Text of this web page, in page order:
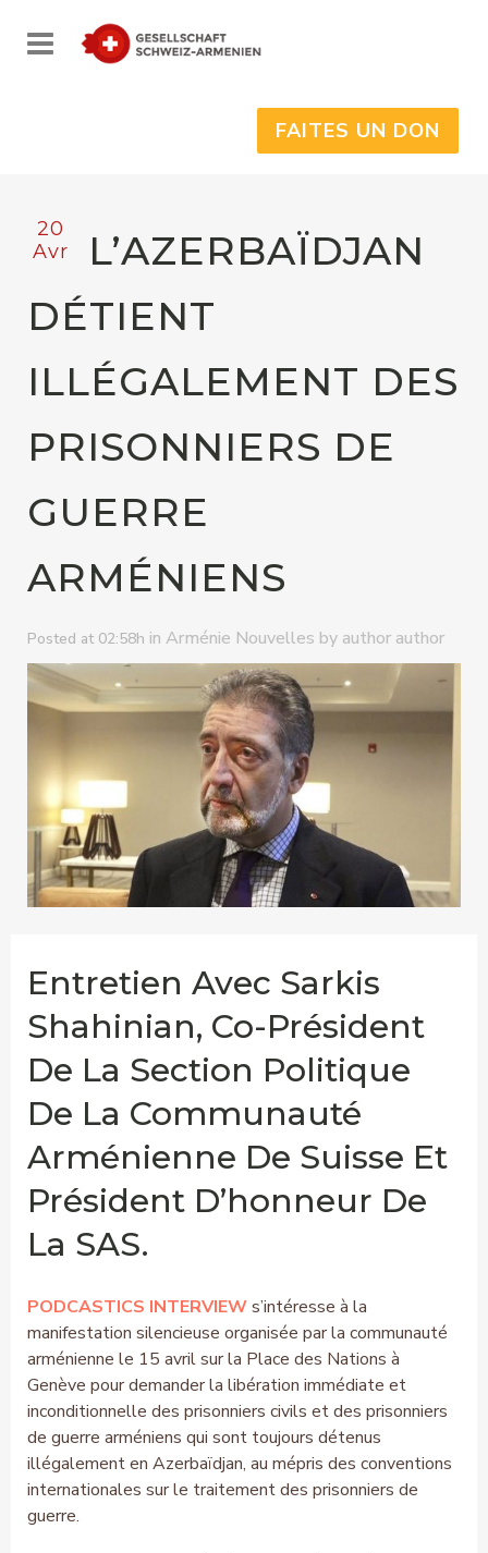
FAITES UN DON
20
Avr
L’AZERBAÏDJAN
DÉTIENT
ILLÉGALEMENT DES
PRISONNIERS DE
GUERRE
ARMÉNIENS
Posted at 02:58h in Arménie Nouvelles by author author
Entretien Avec Sarkis
Shahinian, Co-Président
De La Section Politique
De La Communauté
Arménienne De Suisse Et
Président D’honneur De
La SAS.
PODCASTICS INTERVIEWs’intéresse à la
manifestation silencieuse organisée par la communauté
arménienne le 15 avril sur la Place des Nations à
Genève pour demander la libération immédiate et
inconditionnelle des prisonniers civils et des prisonniers
de guerre arméniens qui sont toujours détenus
illégalement en Azerbaïdjan, au mépris des conventions
internationales sur le traitement des prisonniers de
guerre.